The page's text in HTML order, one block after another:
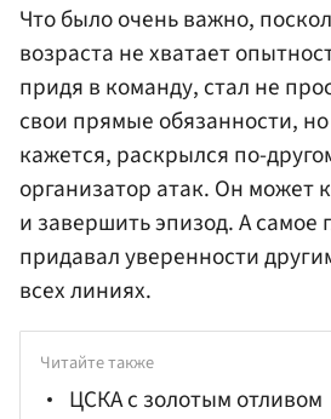
Что было очень важно,
возраста не хватает
придя в команду, стал не
свои прямые обязанности,
кажется, раскрылся по-
организатор атак. Он может
и завершить эпизод. А самое
придавал уверенности
всех линиях.
Читайте также
ЦСКА с золотым отливом